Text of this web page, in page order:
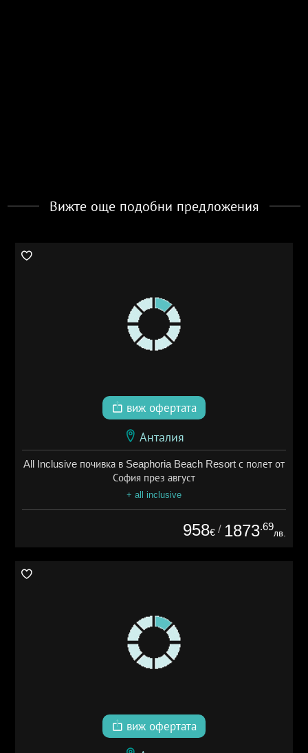
Вижте още подобни предложения
виж офертата
Анталия
All Inclusive почивка в Seaphoria Beach Resort с полет от
София през август
+ all inclusive
958€ / 1873.69
лв.
виж офертата